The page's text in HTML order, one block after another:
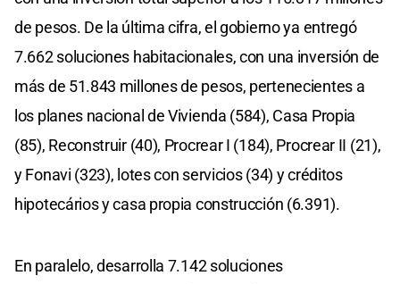
de pesos. De la última cifra, el gobierno ya entregó
7.662 soluciones habitacionales, con una inversión de
más de 51.843 millones de pesos, pertenecientes a
los planes nacional de Vivienda (584), Casa Propia
(85), Reconstruir (40), Procrear I (184), Procrear II (21),
y Fonavi (323), lotes con servicios (34) y créditos
hipotecários y casa propia construcción (6.391).
En paralelo, desarrolla 7.142 soluciones